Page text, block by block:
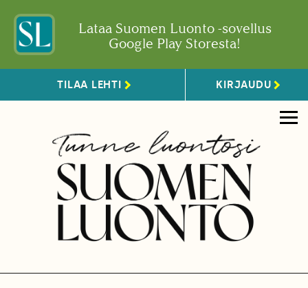
Lataa Suomen Luonto -sovellus
Google Play Storesta!
TILAA LEHTI KIRJAUDU